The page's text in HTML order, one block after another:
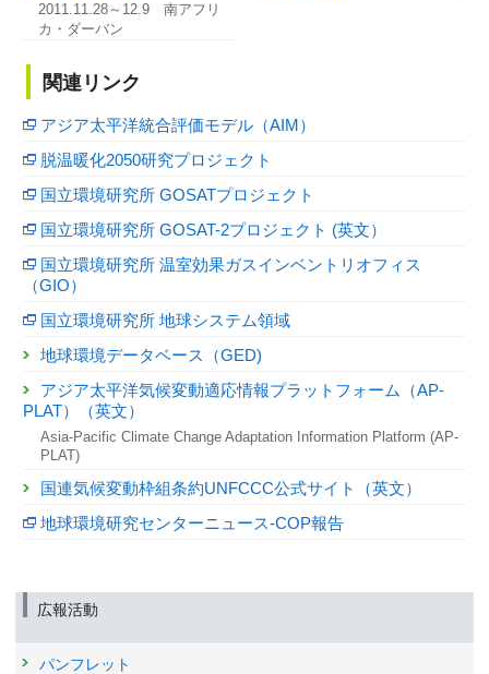
2011.11.28～12.9 南アフリ
カ・ダーバン
関連リンク
アジア太平洋統合評価モデル（AIM）
脱温暖化2050研究プロジェクト
国立環境研究所 GOSATプロジェクト
国立環境研究所 GOSAT-2プロジェクト (英文）
国立環境研究所 温室効果ガスインベントリオフィス
（GIO）
国立環境研究所 地球システム領域
地球環境データベース（GED)
アジア太平洋気候変動適応情報プラットフォーム（AP-
PLAT）（英文）
Asia-Pacific Climate Change Adaptation Information Platform (AP-
PLAT)
国連気候変動枠組条約UNFCCC公式サイト（英文）
地球環境研究センターニュース‐COP報告
広報活動
パンフレット